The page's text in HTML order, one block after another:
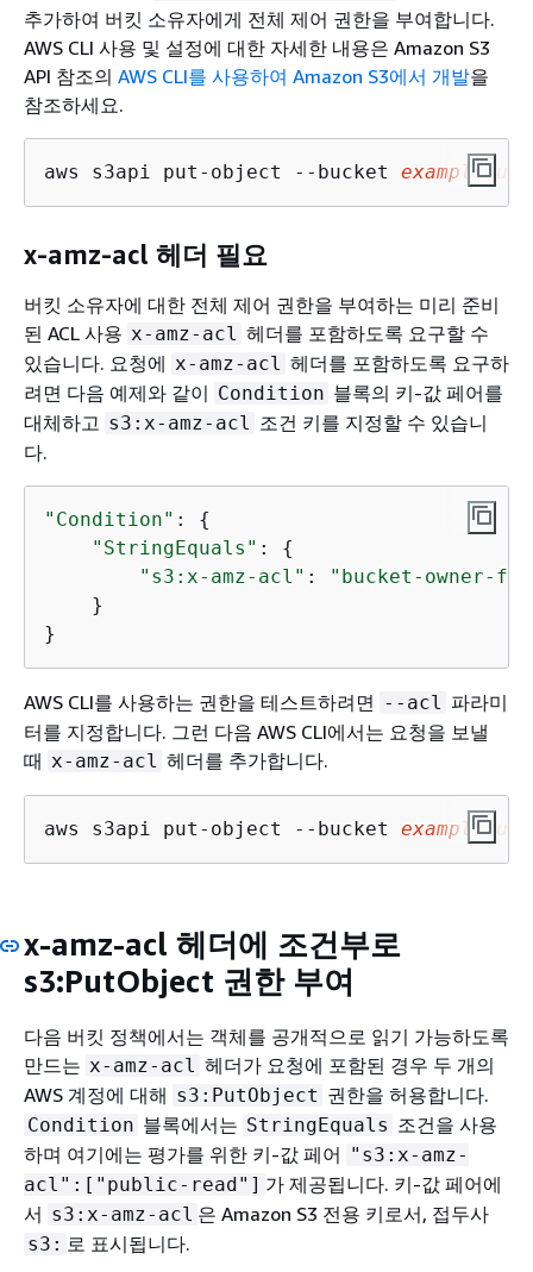
추가하여 버킷 소유자에게 전체 제어 권한을 부여합니다.
AWS CLI 사용 및 설정에 대한 자세한 내용은 Amazon S3
API 참조의 AWS CLI를 사용하여 Amazon S3에서 개발을
참조하세요.
aws s3api put-object --bucket
x-amz-acl 헤더 필요
버킷 소유자에 대한 전체 제어 권한을 부여하는 미리 준비
된 ACL 사용 x-amz-acl 헤더를 포함하도록 요구할 수
있습니다. 요청에 x-amz-acl 헤더를 포함하도록 요구하
려면 다음 예제와 같이 Condition 블록의 키-값 페어를
대체하고 s3:x-amz-acl
조건 키를 지정할 수 있습니
다.
"Condition" : {
"StringEquals" : {
"s3:x-amz-acl" :
"bucket-owner-
    }
}
AWS CLI를 사용하는 권한을 테스트하려면 --acl
파라미
터를 지정합니다. 그런 다음 AWS CLI에서는 요청을 보낼
때 x-amz-acl 헤더를 추가합니다.
aws s3api put-object --bucket
x-amz-acl 헤더에 조건부로
s3:PutObject 권한 부여
다음 버킷 정책에서는 객체를 공개적으로 읽기 가능하도록
만드는 x-amz-acl 헤더가 요청에 포함된 경우 두 개의
AWS 계정에 대해 s3:PutObject 권한을 허용합니다.
Condition 블록에서는 StringEquals 조건을 사용
하며 여기에는 평가를 위한 키-값 페어 "s3:x-amz-
acl":["public-read"] 가 제공됩니다. 키-값 페어에
서 s3:x-amz-acl 은 Amazon S3 전용 키로서, 접두사
s3: 로 표시됩니다.